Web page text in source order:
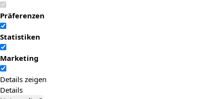
Präferenzen
Statistiken
Marketing
Details zeigen
Details